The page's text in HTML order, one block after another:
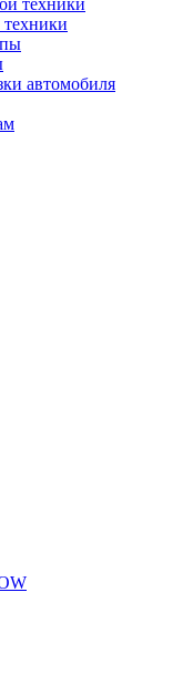
техники
автомобиля